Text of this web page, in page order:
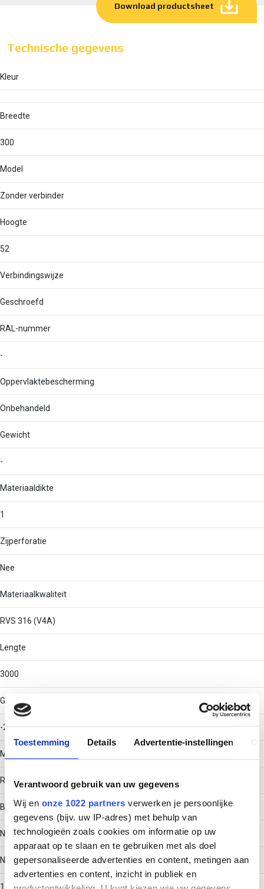
Toestemming Details Advertentie-instellingen
Verantwoord gebruik van uw gegevens
Wij en onze 1022 partners verwerken je persoonlijke
gegevens (bijv. uw IP-adres) met behulp van
technologieën zoals cookies om informatie op uw
apparaat op te slaan en te gebruiken met als doel
gepersonaliseerde advertenties en content, metingen aan
advertenties en content, inzicht in publiek en
Download productsheet
Technische gegevens
Kleur
Breedte
300
Model
Zonder verbinder
Hoogte
52
Verbindingswijze
Geschroefd
RAL-nummer
-
Oppervlaktebescherming
Onbehandeld
Gewicht
-
Materiaaldikte
1
Zijperforatie
Nee
Materiaalkwaliteit
RVS 316 (V4A)
Lengte
3000
Gebruikstemperatuur
-20 - 120
Materiaal
Roestvaststaal (RVS)
Bodemperforatie
Nee
Nuttige doorsnede
15198